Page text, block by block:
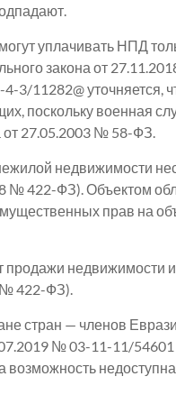
уплачивать НПД
закона от
11282@ уточняется,
поскольку военная
от 27.05.2003 № 58-ФЗ.
недвижимости
№ 422-ФЗ). Объектом
прав на
недвижимости и
№ 422-ФЗ).
стран — членов
№ 03-11-11/54601
возможность